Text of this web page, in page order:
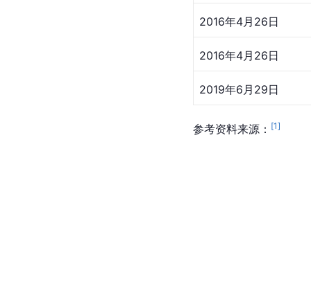
2016年4月26日
2016年4月26日
2019年6月29日
参考资料来源： [1]